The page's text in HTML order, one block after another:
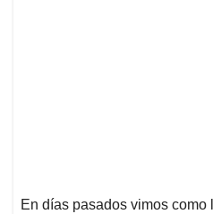
En días pasados vimos como